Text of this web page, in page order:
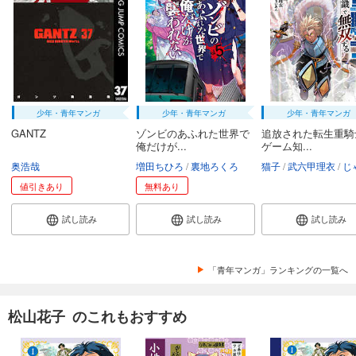
少年・青年マンガ
GANTZ
奥浩哉
値引きあり
試し読み
少年・青年マンガ
ゾンビのあふれた世界で
俺だけが...
増田ちひろ 裏地ろくろ
無料あり
試し読み
少年・青年マンガ
追放された転生重
ゲーム知...
猫子 武六甲理衣 じゃ
試し読み
「青年マンガ」ランキングの一覧へ
松山花子 のこれもおすすめ